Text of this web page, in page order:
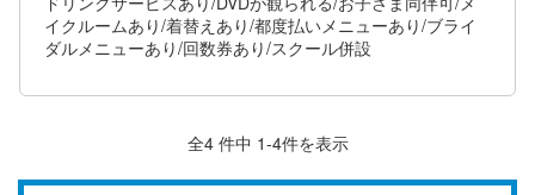
イクルームあり/着替えあり/都度払いメニューあり/ブライ
ダルメニューあり/回数券あり/スクール併設
全4 件中 1-4件を表示